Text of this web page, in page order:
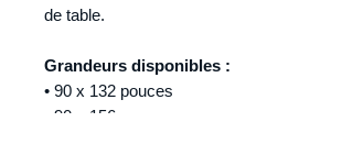
de table.
Grandeurs disponibles :
• 90 x 132 pouces
• 90 x 156 pouces